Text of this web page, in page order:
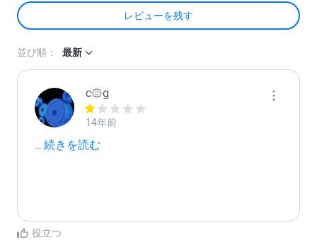
レビューを残す
並び順： 最新
c۞g
14年前
... 続きを読む
役立つ